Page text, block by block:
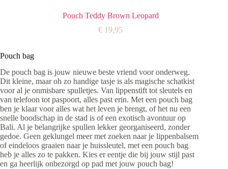
Pouch Teddy Brown Leopard
€ 19,95
Pouch bag
De pouch bag is jouw nieuwe beste vriend voor onderweg.
Dit kleine, maar oh zo handige tasje is als magische schatkist
voor al je onmisbare spulletjes. Van lippenstift tot sleutels en
van telefoon tot paspoort, alles past erin. Met een pouch bag
ben je klaar voor alles wat het leven je brengt, of het nu een
snelle boodschap in de stad is of een exotisch avontuur op
Bali. Al je belangrijke spullen lekker georganiseerd, zonder
gedoe. Geen geklungel meer met zoeken naar je lippenbalsem
of eindeloos graaien naar je huissleutel, met een pouch bag
heb je alles zo te pakken. Kies er eentje die bij jouw stijl past
en ga heerlijk onbezorgd op pad met jouw pouch bag!